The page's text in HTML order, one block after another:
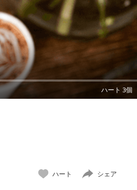
ハート 3個
ハート シェア